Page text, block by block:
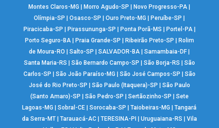
Montes Claros-MG
Morro Agudo-SP Novo Progresso-PA
Olímpia-SP
|Osasco-SP |Ouro Preto-MG Peruíbe-SP
Piracicaba-SP
Pirassununga-SP Ponta Porã-MS Portel-PA|
Porto Seguro-BA| Praia Grande-SP Ribeirão Preto-SP
Rolim
de Moura-RO
|Salto-SP |SALVADOR-BA |Samambaia-DF
Santa Maria-RS
São Bernardo Campo-SP São Borja-RS
São
Carlos-SP
São João Paraíso-MG São José Campos-SP
São
José do Rio Preto-SP
São Paulo (Itaquera)-SP
São Paulo
(Santo Amaro)-SP
São Pedro-SP Sertãozinho-SP
Sete
Lagoas-MG
|Sobral-CE |Sorocaba-SP |Taiobeiras-MG |Tangará
da Serra-MT| Tarauacá-AC| TERESINA-PI Uruguaiana-RS
Vila